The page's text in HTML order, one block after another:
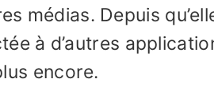
médias. Depuis
à d’autres
encore.